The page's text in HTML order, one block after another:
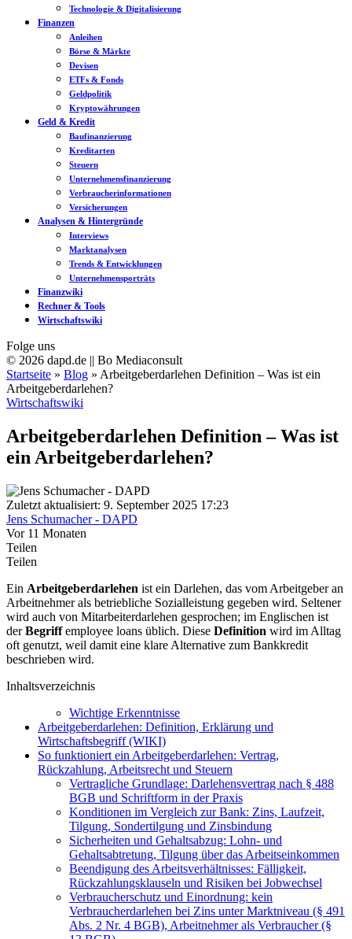
Technologie & Digitalisierung
Finanzen
Anleihen
Börse & Märkte
Devisen
ETFs & Fonds
Geldpolitik
Kryptowährungen
Geld & Kredit
Baufinanzierung
Kreditarten
Steuern
Unternehmensfinanzierung
Verbraucherinformationen
Versicherungen
Analysen & Hintergründe
Interviews
Marktanalysen
Trends & Entwicklungen
Unternehmensporträts
Finanzwiki
Rechner & Tools
Wirtschaftswiki
Folge uns
© 2026 dapd.de || Bo Mediaconsult
Startseite » Blog » Arbeitgeberdarlehen Definition – Was ist ein
Arbeitgeberdarlehen?
Wirtschaftswiki
Arbeitgeberdarlehen Definition – Was ist
ein Arbeitgeberdarlehen?
Zuletzt aktualisiert: 9. September 2025 17:23
Jens Schumacher - DAPD
Vor 11 Monaten
Teilen
Teilen
Ein Arbeitgeberdarlehen ist ein Darlehen, das vom Arbeitgeber an
Arbeitnehmer als betriebliche Sozialleistung gegeben wird. Seltener
wird auch von Mitarbeiterdarlehen gesprochen; im Englischen ist
derBegriffemployee loans üblich. Diese Definition wird im Alltag
oft genutzt, weil damit eine klare Alternative zum Bankkredit
beschrieben wird.
Inhaltsverzeichnis
Wichtige Erkenntnisse
Arbeitgeberdarlehen: Definition, Erklärung und
Wirtschaftsbegriff (WIKI)
So funktioniert ein Arbeitgeberdarlehen: Vertrag,
Rückzahlung, Arbeitsrecht und Steuern
Vertragliche Grundlage: Darlehensvertrag nach § 488
BGB und Schriftform in der Praxis
Konditionen im Vergleich zur Bank: Zins, Laufzeit,
Tilgung, Sondertilgung und Zinsbindung
Sicherheiten und Gehaltsabzug: Lohn- und
Gehaltsabtretung, Tilgung über das Arbeitseinkommen
Beendigung des Arbeitsverhältnisses: Fälligkeit,
Rückzahlungsklauseln und Risiken bei Jobwechsel
Verbraucherschutz und Einordnung: kein
Verbraucherdarlehen bei Zins unter Marktniveau (§ 491
Abs. 2 Nr. 4 BGB), Arbeitnehmer als Verbraucher (§